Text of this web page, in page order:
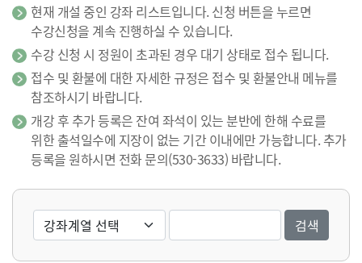
현재 개설 중인 강좌 리스트입니다. 신청 버튼을 누르면
수강신청을 계속 진행하실 수 있습니다.
수강 신청 시 정원이 초과된 경우 대기 상태로 접수 됩니다.
접수 및 환불에 대한 자세한 규정은 접수 및 환불안내 메뉴를
참조하시기 바랍니다.
개강 후 추가 등록은 잔여 좌석이 있는 분반에 한해 수료를
위한 출석일수에 지장이 없는 기간 이내에만 가능합니다. 추가
등록을 원하시면 전화 문의(530-3633) 바랍니다.
검색